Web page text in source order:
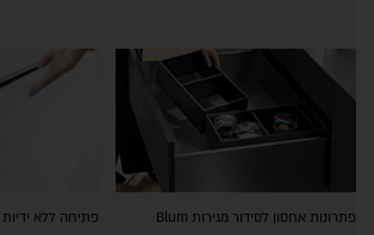
פתרונות אחסון לסידור מגירות Blum פתיחה ללא ידיות BLUM